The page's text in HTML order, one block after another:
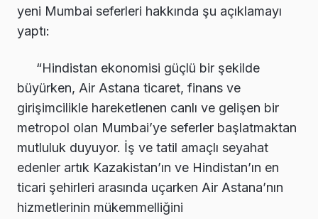
yeni Mumbai seferleri hakkında şu açıklamayı
yaptı:
“Hindistan ekonomisi güçlü bir şekilde
büyürken, Air Astana ticaret, finans ve
girişimcilikle hareketlenen canlı ve gelişen bir
metropol olan Mumbai’ye seferler başlatmaktan
mutluluk duyuyor. İş ve tatil amaçlı seyahat
edenler artık Kazakistan’ın ve Hindistan’ın en
ticari şehirleri arasında uçarken Air Astana’nın
hizmetlerinin mükemmelliğini